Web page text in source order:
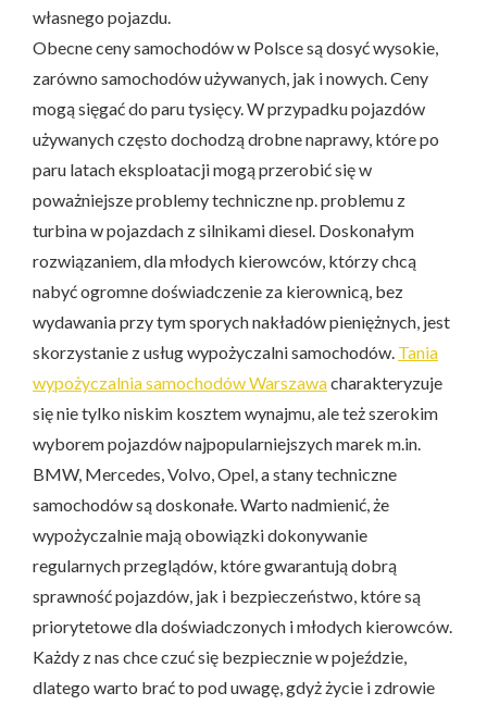
własnego pojazdu.
Obecne ceny samochodów w Polsce są dosyć wysokie,
zarówno samochodów używanych, jak i nowych. Ceny
mogą sięgać do paru tysięcy. W przypadku pojazdów
używanych często dochodzą drobne naprawy, które po
paru latach eksploatacji mogą przerobić się w
poważniejsze problemy techniczne np. problemu z
turbina w pojazdach z silnikami diesel. Doskonałym
rozwiązaniem, dla młodych kierowców, którzy chcą
nabyć ogromne doświadczenie za kierownicą, bez
wydawania przy tym sporych nakładów pieniężnych, jest
skorzystanie z usług wypożyczalni samochodów. Tania
wypożyczalnia samochodów Warszawacharakteryzuje
się nie tylko niskim kosztem wynajmu, ale też szerokim
wyborem pojazdów najpopularniejszych marek m.in.
BMW, Mercedes, Volvo, Opel, a stany techniczne
samochodów są doskonałe. Warto nadmienić, że
wypożyczalnie mają obowiązki dokonywanie
regularnych przeglądów, które gwarantują dobrą
sprawność pojazdów, jak i bezpieczeństwo, które są
priorytetowe dla doświadczonych i młodych kierowców.
Każdy z nas chce czuć się bezpiecznie w pojeździe,
dlatego warto brać to pod uwagę, gdyż życie i zdrowie